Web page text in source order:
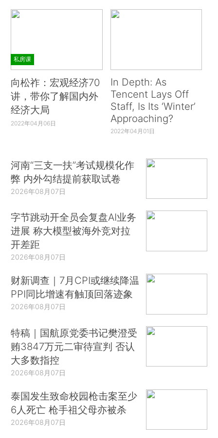
私房课
向松祚：宏观经济70
讲，带你了解国内外
经济大局
2022年04月06日
In Depth: As
Tencent Lays Off
Staff, Is Its ‘Winter’
Approaching?
2022年04月01日
河南“三支一扶”考试规模化作
弊 内外勾结提前获取试卷
2026年08月07日
字节跳动开全员会复盘AI业务
进展 称大模型被海外竞对拉
开差距
2026年08月07日
财新调查｜7月CPI或继续降温
PPI同比增速有触顶回落迹象
2026年08月07日
特稿｜国航原党委书记樊澄受
贿3847万元二审待宣判 否认
大多数指控
2026年08月07日
泰国发生致命校园枪击案至少
6人死亡 枪手祖父母亦被杀
2026年08月07日